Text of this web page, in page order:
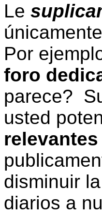
Le
Por
foro
parece?
usted
relevantes
disminuir
diarios a